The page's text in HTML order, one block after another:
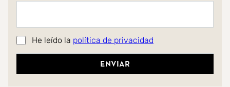
He leído la política de privacidad
Enviar